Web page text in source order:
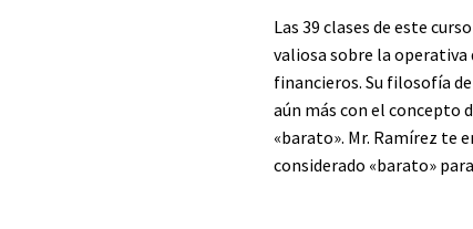
Las 39 clases de este
valiosa sobre la operativa
financieros. Su filosofía
aún más con el concepto
«barato». Mr. Ramírez te
considerado «barato»